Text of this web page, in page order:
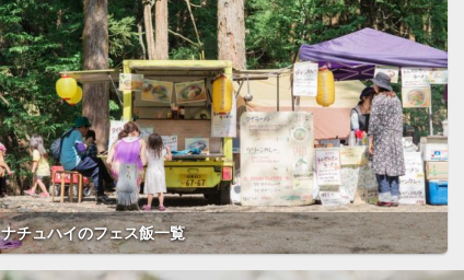
ナチュハイのフェス飯一覧